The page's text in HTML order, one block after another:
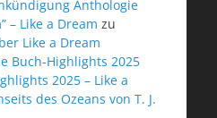
Anthologie
– Like a Dream zu
Like a Dream
Buch-Highlights 2025
2025 – Like a
des Ozeans von T. J.